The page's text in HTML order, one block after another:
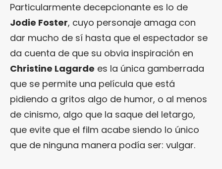
Particularmente decepcionante es lo de
Jodie Foster, cuyo personaje amaga con
dar mucho de sí hasta que el espectador se
da cuenta de que su obvia inspiración en
Christine Lagarde es la única gamberrada
que se permite una película que está
pidiendo a gritos algo de humor, o al menos
de cinismo, algo que la saque del letargo,
que evite que el film acabe siendo lo único
que de ninguna manera podía ser: vulgar.